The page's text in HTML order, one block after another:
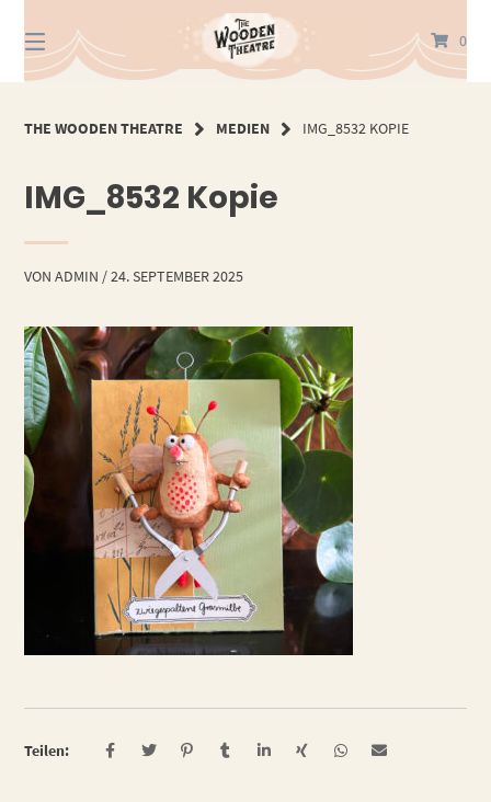
zum
Inhalt
0
THE WOODEN THEATRE MEDIEN IMG_8532 KOPIE
IMG_8532 Kopie
VONADMIN /24. SEPTEMBER 2025
Teilen: